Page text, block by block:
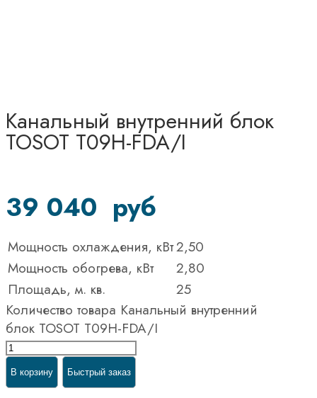
Канальный внутренний блок
TOSOT T09H-FDA/I
39 040 руб
Мощность охлаждения, кВт2,50
Мощность обогрева, кВт
2,80
Площадь, м. кв.
25
Количество товара Канальный внутренний
блок TOSOT T09H-FDA/I
В корзину Быстрый заказ